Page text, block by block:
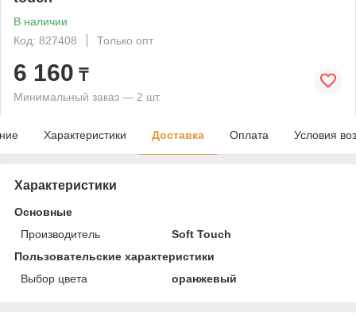
В наличии
Код: 827408
Только опт
6 160 ₸
Минимальный заказ — 2 шт.
Характеристики Доставка Оплата Условия
Характеристики
Основные
Производитель
Soft Touch
Пользовательские характеристики
Выбор цвета
оранжевый